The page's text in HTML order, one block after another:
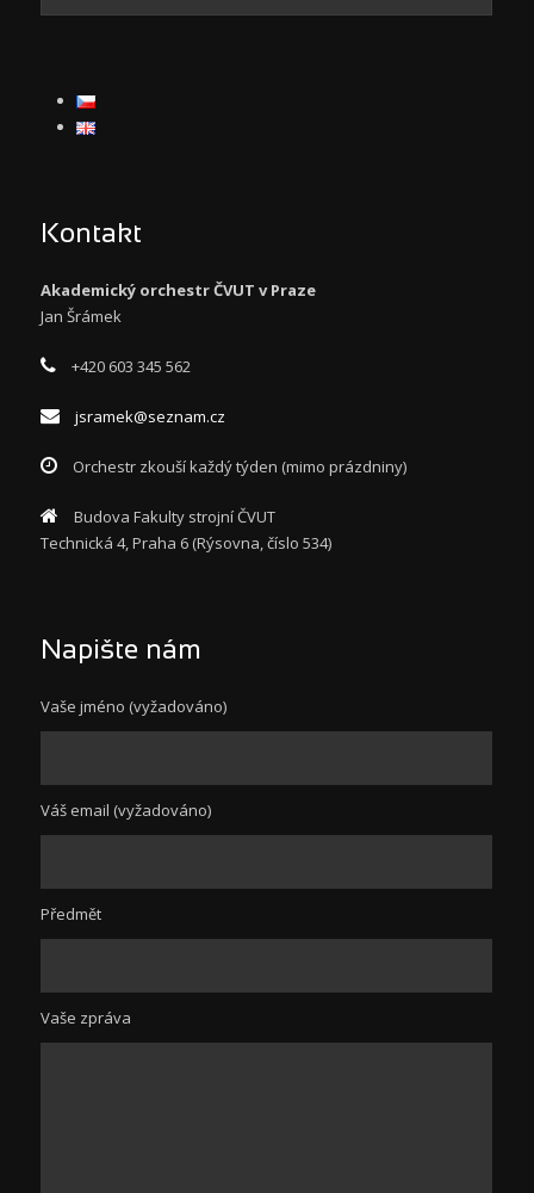
Kontakt
Akademický orchestr ČVUT v Praze
Jan Šrámek
+420 603 345 562
jsramek@seznam.cz
Orchestr zkouší každý týden (mimo prázdniny)
Budova Fakulty strojní ČVUT
Technická 4, Praha 6 (Rýsovna, číslo 534)
Napište nám
Vaše jméno (vyžadováno)
Váš email (vyžadováno)
Předmět
Vaše zpráva